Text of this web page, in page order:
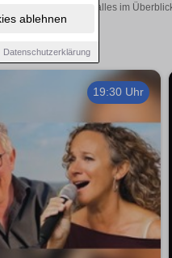
ablehnen
Datenschutzerklärung
Hemer – hier finden alles im
19:30 Uhr